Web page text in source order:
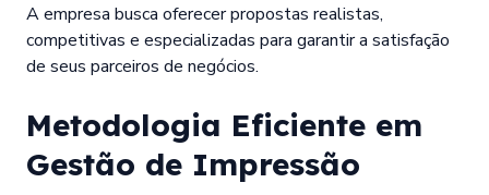
A empresa busca oferecer propostas realistas,
competitivas e especializadas para garantir a satisfação
de seus parceiros de negócios.
Metodologia Eficiente em
Gestão de Impressão